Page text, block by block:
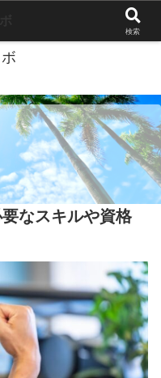
なスキルや資格
検索